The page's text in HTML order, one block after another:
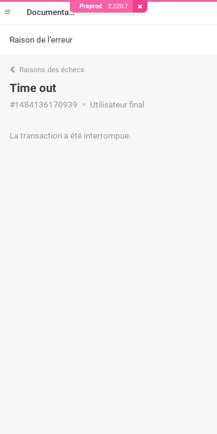
Documentation
Raison de l’erreur
Raisons des échecs
Time out
#1484136170939 Utilisateur final
La transaction a été interrompue.
Preprod 2.220.7 Supprimer le cookie